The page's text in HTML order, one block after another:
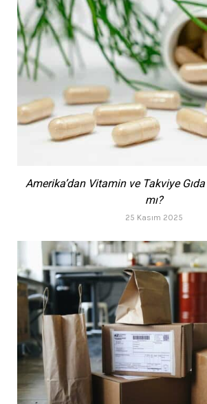
Amerika’dan Vitamin ve Takviye
mı?
25 Kasım 2025